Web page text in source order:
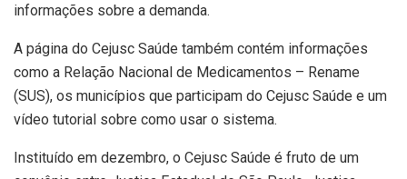
informações sobre a demanda.
A página do Cejusc Saúde também contém informações
como a Relação Nacional de Medicamentos – Rename
(SUS), os municípios que participam do Cejusc Saúde e um
vídeo tutorial sobre como usar o sistema.
Instituído em dezembro, o Cejusc Saúde é fruto de um